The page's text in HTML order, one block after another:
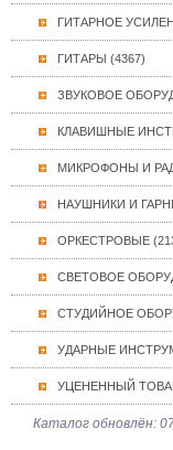
ГИТАРНОЕ
ГИТАРЫ (4367)
ЗВУКОВОЕ
КЛАВИШНЫЕ
МИКРОФОНЫ И
НАУШНИКИ И
ОРКЕСТРОВЫЕ
СВЕТОВОЕ
СТУДИЙНОЕ
УДАРНЫЕ
УЦЕНЕННЫЙ
Каталог обновлён: